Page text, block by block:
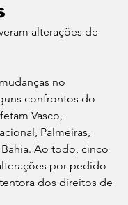
alterações de
no
confrontos do
Vasco,
Palmeiras,
Ao todo, cinco
por pedido
dos direitos de